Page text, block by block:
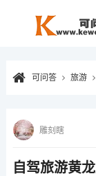
可问答 旅游
自驾旅游黄
雕刻瞎